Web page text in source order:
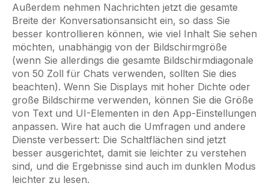
Außerdem nehmen Nachrichten jetzt die gesamte
Breite der Konversationsansicht ein, so dass Sie
besser kontrollieren können, wie viel Inhalt Sie sehen
möchten, unabhängig von der Bildschirmgröße
(wenn Sie allerdings die gesamte Bildschirmdiagonale
von 50 Zoll für Chats verwenden, sollten Sie dies
beachten). Wenn Sie Displays mit hoher Dichte oder
große Bildschirme verwenden, können Sie die Größe
von Text und UI-Elementen in den App-Einstellungen
anpassen. Wire hat auch die Umfragen und andere
Dienste verbessert: Die Schaltflächen sind jetzt
besser ausgerichtet, damit sie leichter zu verstehen
sind, und die Ergebnisse sind auch im dunklen Modus
leichter zu lesen.